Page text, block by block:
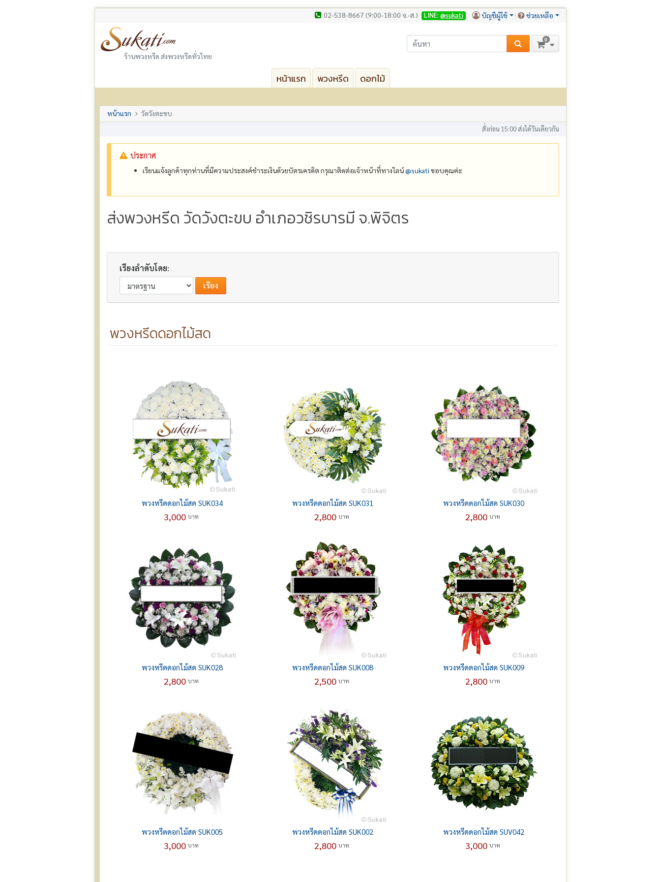
02-538-8667 (9:00-18:00 จ.-ส.) LINE:@sukati บัญชีผู้ใช้ ช่วยเหลือ
ร้านพวงหรีด ส่งพวงหรีดทั่วไทย
0
หน้าแรก พวงหรีด ดอกไม้
หน้าแรก วัดวังตะขบ
สั่งก่อน 15:00 ส่งได้วันเดียวกัน
ประกาศ
เรียนแจ้งลูกค้าทุกท่านที่มีความประสงค์ชำระเงินด้วยบัตรเครดิต กรุณาติดต่อเจ้าหน้าที่ทางไลน์@‌sukati ขอบคุณค่ะ
ส่งพวงหรีด วัดวังตะขบ อำเภอวชิรบารมี จ.พิจิตร
เรียงลำดับโดย:
พวงหรีดดอกไม้สด
พวงหรีดดอกไม้สด SUK034
3,000 บาท
พวงหรีดดอกไม้สด SUK031
2,800บาท
พวงหรีดดอกไม้สด SUK030
2,800บาท
พวงหรีดดอกไม้สด SUK028
2,800 บาท
พวงหรีดดอกไม้สด SUK008
2,500บาท
พวงหรีดดอกไม้สด SUK009
2,800บาท
พวงหรีดดอกไม้สด SUK005
3,000 บาท
พวงหรีดดอกไม้สด SUK002
2,800บาท
พวงหรีดดอกไม้สด SUV042
3,000บาท